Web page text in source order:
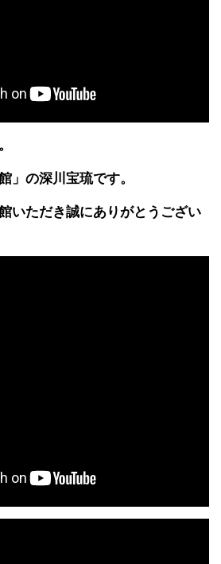
」の深川宝琉です。
いただき誠にありがとうござい